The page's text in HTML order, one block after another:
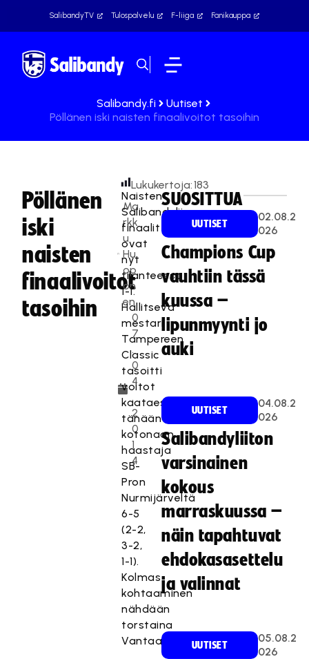
SalibandyTV Tulospalvelu F-liiga Fanikauppa
Salibandy.fi
Uutiset
Pöllänen iski naisten finaalivoitot tasoihin
Pöllänen
iski
naisten
finaalivoitot
tasoihin
Ma
rkk
u
Hu
op
on
en
0
7
.
0
4
.
2
0
1
4
Lukukertoja:183
Naisten
Salibandyliigan
finaalit
ovat
nyt
tilanteessa
1-1.
Hallitseva
mestari
Tampereen
Classic
tasoitti
voitot
kaataessaan
tänään
kotonaan
haastaja
SB-
Pron
Nurmijärveltä
6-5
(2-2,
3-2,
1-1).
Kolmas
kohtaaminen
nähdään
torstaina
Vantaalla.
SUOSITTUA
UUTISET
02.08.2
026
Champions Cup
vauhtiin tässä
kuussa –
lipunmyynti jo
auki
UUTISET
04.08.2
026
Salibandyliiton
varsinainen
kokous
marraskuussa –
näin tapahtuvat
ehdokasasettelu
ja valinnat
UUTISET
05.08.2
026